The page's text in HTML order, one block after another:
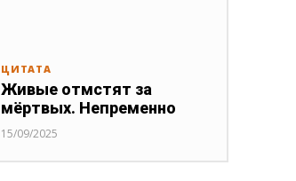
ЦИТАТА
Живые отмстят за
мёртвых. Непременно
15/09/2025